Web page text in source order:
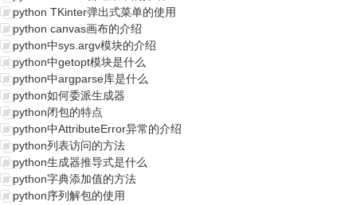
python TKinter弹出式菜单的使用
python canvas画布的介绍
python中sys.argv模块的介绍
python中getopt模块是什么
python中argparse库是什么
python如何委派生成器
python闭包的特点
python中AttributeError异常的介绍
python列表访问的方法
python生成器推导式是什么
python字典添加值的方法
python序列解包的使用